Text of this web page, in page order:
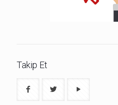
Takip Et